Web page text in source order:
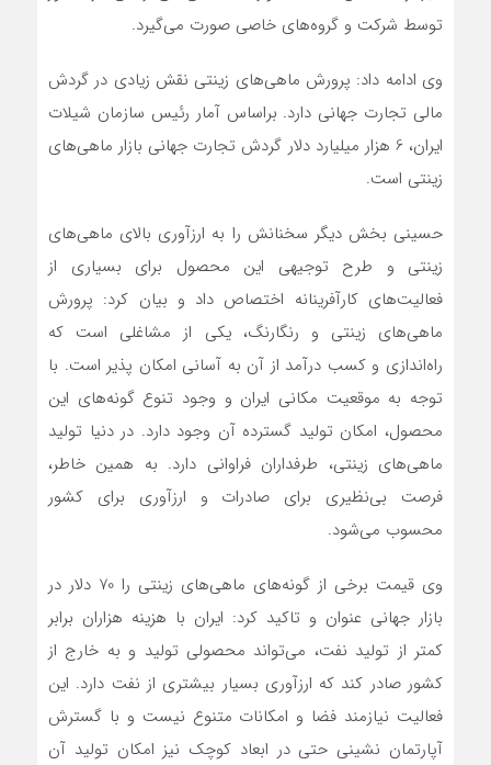
توسط شرکت و گروه‌های خاصی صورت می‌گیرد.
وی ادامه داد: پرورش ماهی‌های زینتی نقش زیادی در گردش
مالی تجارت جهانی دارد. براساس آمار رئیس سازمان شیلات
ایران، 6 هزار میلیارد دلار گردش تجارت جهانی بازار ماهی‌های
زینتی است.
حسینی بخش دیگر سخنانش را به ارزآوری بالای ماهی‌های
زینتی و طرح توجیهی این محصول برای بسیاری از
فعالیت‌های کارآفرینانه اختصاص داد و بیان کرد: پرورش
ماهی‌های زینتی و رنگارنگ، یکی از مشاغلی است که
راه‌اندازی و کسب درآمد از آن به آسانی امکان پذیر است. با
توجه به موقعیت مکانی ایران و وجود تنوع گونه‌های این
محصول، امکان تولید گسترده آن وجود دارد. در دنیا تولید
ماهی‌های زینتی، طرفداران فراوانی دارد. به همین خاطر،
فرصت بی‌نظیری برای صادرات و ارز‌آوری برای کشور
محسوب می‌شود.
وی قیمت برخی از گونه‌های ماهی‌های زینتی را 70 دلار در
بازار جهانی عنوان و تاکید کرد: ایران با هزینه هزاران برابر
کمتر از تولید نفت، می‌تواند محصولی تولید و به خارج از
کشور صادر کند که ارزآوری بسیار بیشتری از نفت دارد. این
فعالیت نیازمند فضا و امکانات متنوع نیست و با گسترش
آپارتمان نشینی حتی در ابعاد کوچک نیز امکان تولید آن